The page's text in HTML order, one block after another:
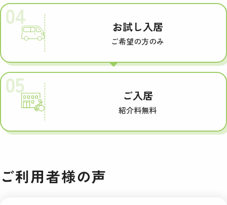
04 お試し入居
ご希望の方のみ
05 ご入居
紹介料無料
ご利用者様の声